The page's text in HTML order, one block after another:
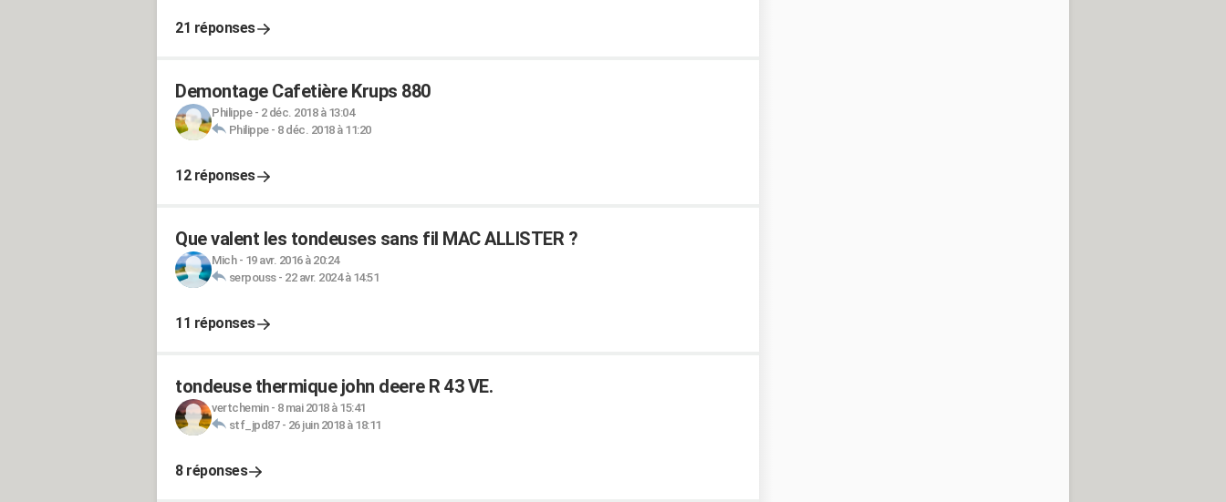
21 réponses
Demontage Cafetière Krups 880
Philippe- 2 déc. 2018 à 13:04
Philippe- 8 déc. 2018 à 11:20
12 réponses
Que valent les tondeuses sans fil MAC ALLISTER ?
Mich- 19 avr. 2016 à 20:24
serpouss- 22 avr. 2024 à 14:51
11 réponses
tondeuse thermique john deere R 43 VE.
vertchemin- 8 mai 2018 à 15:41
stf_jpd87- 26 juin 2018 à 18:11
8 réponses